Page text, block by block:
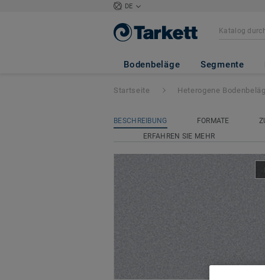
DE
Bodenbeläge Segmente
Classic 40 -
Startseite Heterogene
BESCHREIBUNG FORMATE
ERFAHREN SIE MEHR